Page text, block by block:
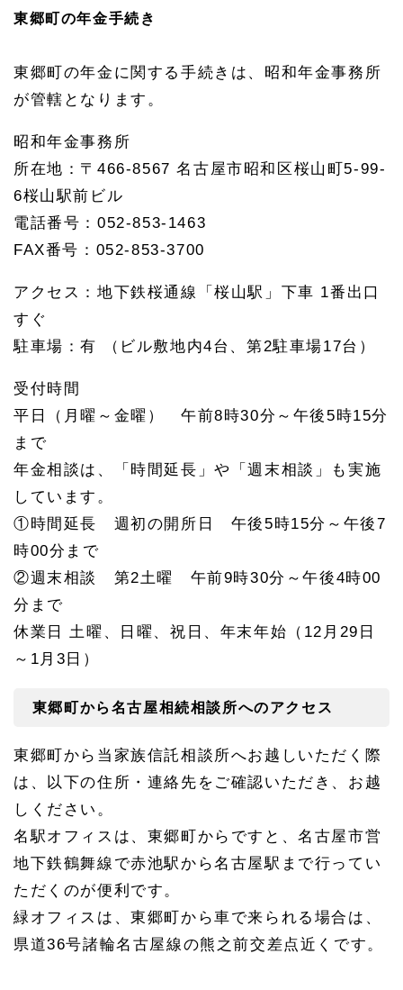
東郷町の年金手続き
東郷町の年金に関する手続きは、昭和年金事務所
が管轄となります。
昭和年金事務所
所在地：〒466-8567 名古屋市昭和区桜山町5-99-
6桜山駅前ビル
電話番号：052-853-1463
FAX番号：052-853-3700
アクセス：地下鉄桜通線「桜山駅」下車 1番出口
すぐ
駐車場：有 （ビル敷地内4台、第2駐車場17台）
受付時間
平日（月曜～金曜） 午前8時30分～午後5時15分
まで
年金相談は、「時間延長」や「週末相談」も実施
しています。
①時間延長 週初の開所日 午後5時15分～午後7
時00分まで
②週末相談 第2土曜 午前9時30分～午後4時00
分まで
休業日 土曜、日曜、祝日、年末年始（12月29日
～1月3日）
東郷町から名古屋相続相談所へのアクセス
東郷町から当家族信託相談所へお越しいただく際
は、以下の住所・連絡先をご確認いただき、お越
しください。
名駅オフィスは、東郷町からですと、名古屋市営
地下鉄鶴舞線で赤池駅から名古屋駅まで行ってい
ただくのが便利です。
緑オフィスは、東郷町から車で来られる場合は、
県道36号諸輪名古屋線の熊之前交差点近くです。